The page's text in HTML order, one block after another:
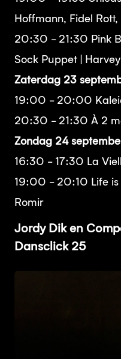
Hoffmann, Fidel
20:30 - 21:30 Pink
Sock Puppet |
Zaterdag 23
19:00 - 20:00
20:30 - 21:30 À 2
Zondag 24
16:30 - 17:30 La
19:00 - 20:10 Life is
Romir
Jordy Dik en
Dansclick 25